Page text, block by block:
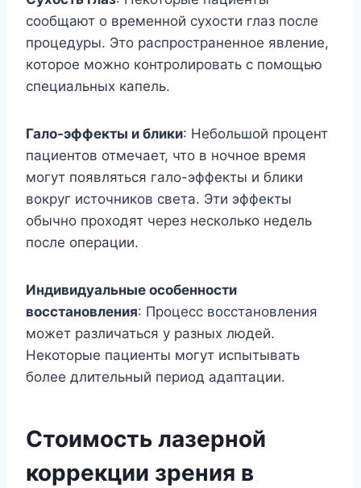
сообщают о временной сухости глаз после
процедуры. Это распространенное явление,
которое можно контролировать с помощью
специальных капель.
Гало-эффекты и блики: Небольшой процент
пациентов отмечает, что в ночное время
могут появляться гало-эффекты и блики
вокруг источников света. Эти эффекты
обычно проходят через несколько недель
после операции.
Индивидуальные особенности
восстановления: Процесс восстановления
может различаться у разных людей.
Некоторые пациенты могут испытывать
более длительный период адаптации.
Стоимость лазерной
коррекции зрения в